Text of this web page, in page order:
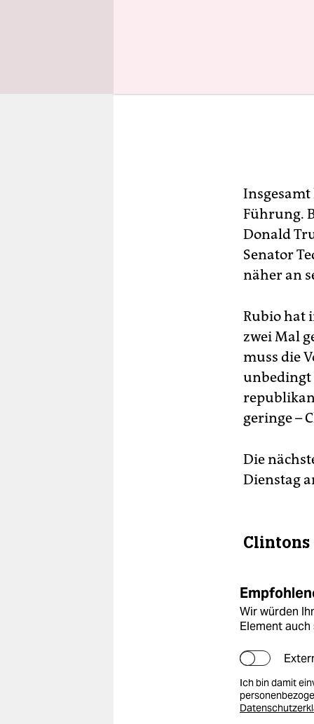
Führung.
Donald
Senator
näher an
Rubio hat
zwei Mal
muss die
unbedingt
geringe –
Die
Dienstag
Clintons
Wir würden
Element auch
Ich bin damit